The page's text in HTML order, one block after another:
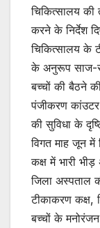
चिकित्सालय
करने के निर्देश
चिकित्सालय के
के अनुरूप साज-
बच्चों की बैठने
पंजीकरण कांउटर
की सुविधा के
विगत माह जून में
कक्ष में भारी
जिला अस्पताल
टीकाकरण कक्ष,
बच्चों के